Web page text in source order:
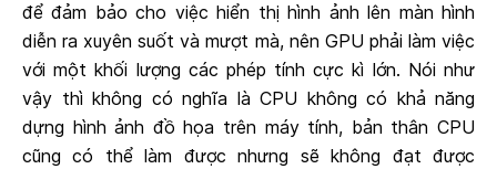
để đảm bảo cho việc hiển thị hình ảnh lên màn hình
diễn ra xuyên suốt và mượt mà, nên GPU phải làm việc
với một khối lượng các phép tính cực kì lớn. Nói như
vậy thì không có nghĩa là CPU không có khả năng
dựng hình ảnh đồ họa trên máy tính, bản thân CPU
cũng có thể làm được nhưng sẽ không đạt được